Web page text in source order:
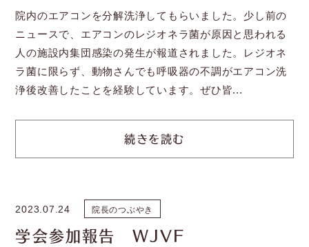
院内のエアコンを分解洗浄してもらいました。少し前の
ニュースで、エアコンのレジオネラ菌が原因と思われる
人の施設内集団感染の発生が報道されました。レジオネ
ラ菌に限らず、動物さんでも呼吸器の不調がエアコン洗
浄後改善したことを経験しています。ぜひ皆...
続きを読む
2023.07.24 院長のつぶやき
学会参加報告 WJVF